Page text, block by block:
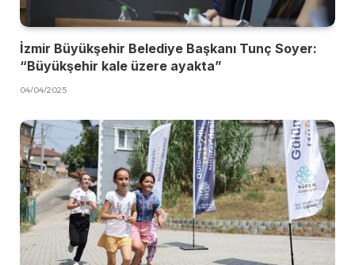
İzmir Büyükşehir Belediye Başkanı Tunç Soyer:
“Büyükşehir kale üzere ayakta”
04/04/2025